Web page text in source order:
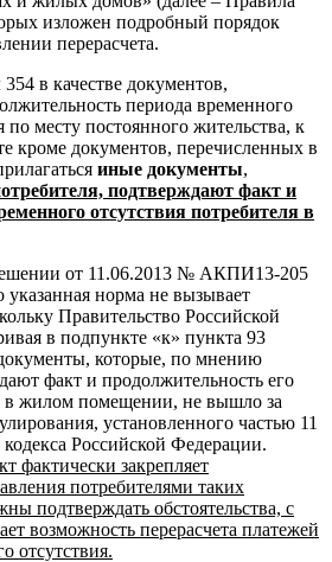
изложен подробный порядок
перерасчета.
в качестве документов,
периода временного
по месту постоянного жительства, к
кроме документов, перечисленных в
иные документы,
подтверждают факт и
отсутствия потребителя в
от 11.06.2013 № АКПИ13-205
указанная норма не вызывает
Правительство Российской
в подпункте «к» пункта 93
которые, по мнению
факт и продолжительность его
в жилом помещении, не вышло за
установленного частью 11
Российской Федерации.
фактически закрепляет
потребителями таких
подтверждать обстоятельства, с
возможность перерасчета платежей
отсутствия.